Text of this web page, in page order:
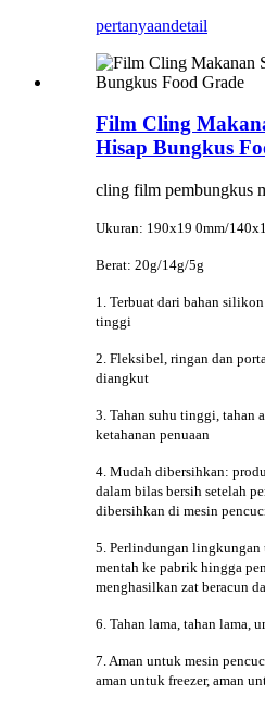
pertanyaandetail
Film Cling
Hisap Bungkus
cling film pembungkus
Ukuran: 190x19 0mm/
Berat: 20g/14g/5g
1. Terbuat dari bahan
tinggi
2. Fleksibel, ringan dan
diangkut
3. Tahan suhu tinggi, tahan
ketahanan penuaan
4. Mudah dibersihkan:
dalam bilas bersih setelah
dibersihkan di mesin
5. Perlindungan lingkungan
mentah ke pabrik hingga
menghasilkan zat beracun
6. Tahan lama, tahan lama,
7. Aman untuk mesin
aman untuk freezer, aman